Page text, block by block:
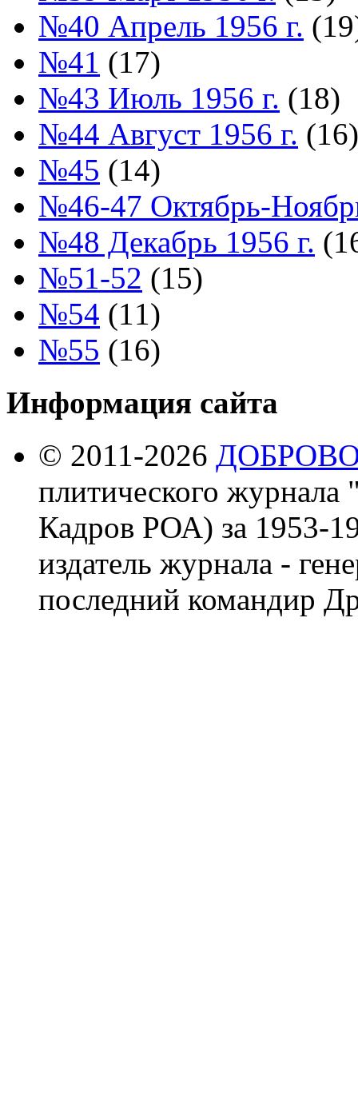
№40 Апрель 1956 г.
№41 (17)
№43 Июль 1956 г. (18)
№44 Август 1956 г. (16)
№45 (14)
№46-47 Октябрь-
№48 Декабрь 1956 г.
№51-52 (15)
№54 (11)
№55 (16)
Информация сайта
© 2011-2026
плитического
Кадров РОА) за 1953-
издатель журнала -
последний командир